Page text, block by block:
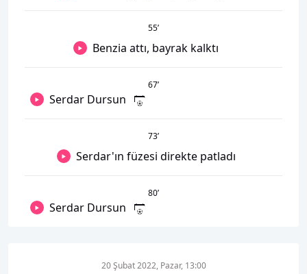
55’
Benzia attı, bayrak kalktı
67’
Serdar Dursun
73’
Serdar'ın füzesi direkte patladı
80’
Serdar Dursun
20 Şubat 2022, Pazar, 13:00